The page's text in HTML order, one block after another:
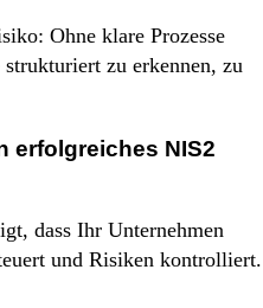
Ohne klare Prozesse
zu erkennen, zu
erfolgreiches NIS2
dass Ihr Unternehmen
und Risiken kontrolliert.